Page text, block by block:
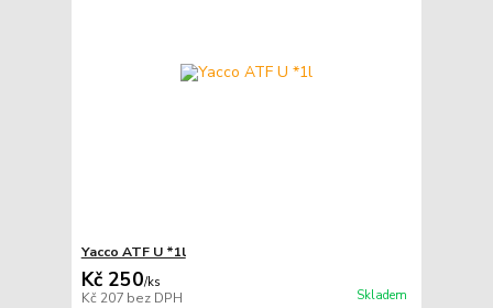
Yacco ATF U *1l
Kč 250/ks
Kč 207 bez DPH Skladem